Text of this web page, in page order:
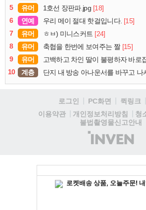
5
유머 1호선 장판파.jpg [18]
6
연예 우리 메이 절대 핫걸입니다. [15]
7
유머 ㅎㅂ) 미니스커트 [24]
8
유머 축협을 한번에 보여주는 짤 [15]
9
유머 고백하고 차인 딸이 불평하자 바로
10
계층 단지 내 방송 아나운서를 바꾸고 나서 집중도가 확 올라갔다는
로그인 PC화면 퀵링크
이용약관
개인정보처리방침
청
불법촬영물신고안내
(주)
인